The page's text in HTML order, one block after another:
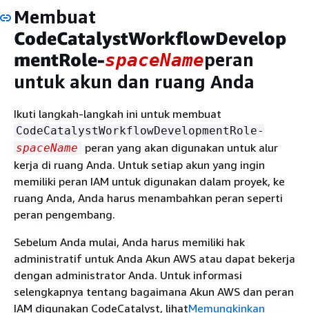
Membuat
CodeCatalystWorkflowDevelop
mentRole-spaceNameperan
untuk akun dan ruang Anda
Ikuti langkah-langkah ini untuk membuat
CodeCatalystWorkflowDevelopmentRole-
spaceName
peran yang akan digunakan untuk alur
kerja di ruang Anda. Untuk setiap akun yang ingin
memiliki peran IAM untuk digunakan dalam proyek, ke
ruang Anda, Anda harus menambahkan peran seperti
peran pengembang.
Sebelum Anda mulai, Anda harus memiliki hak
administratif untuk Anda Akun AWS atau dapat bekerja
dengan administrator Anda. Untuk informasi
selengkapnya tentang bagaimana Akun AWS dan peran
IAM digunakan CodeCatalyst, lihatMemungkinkan